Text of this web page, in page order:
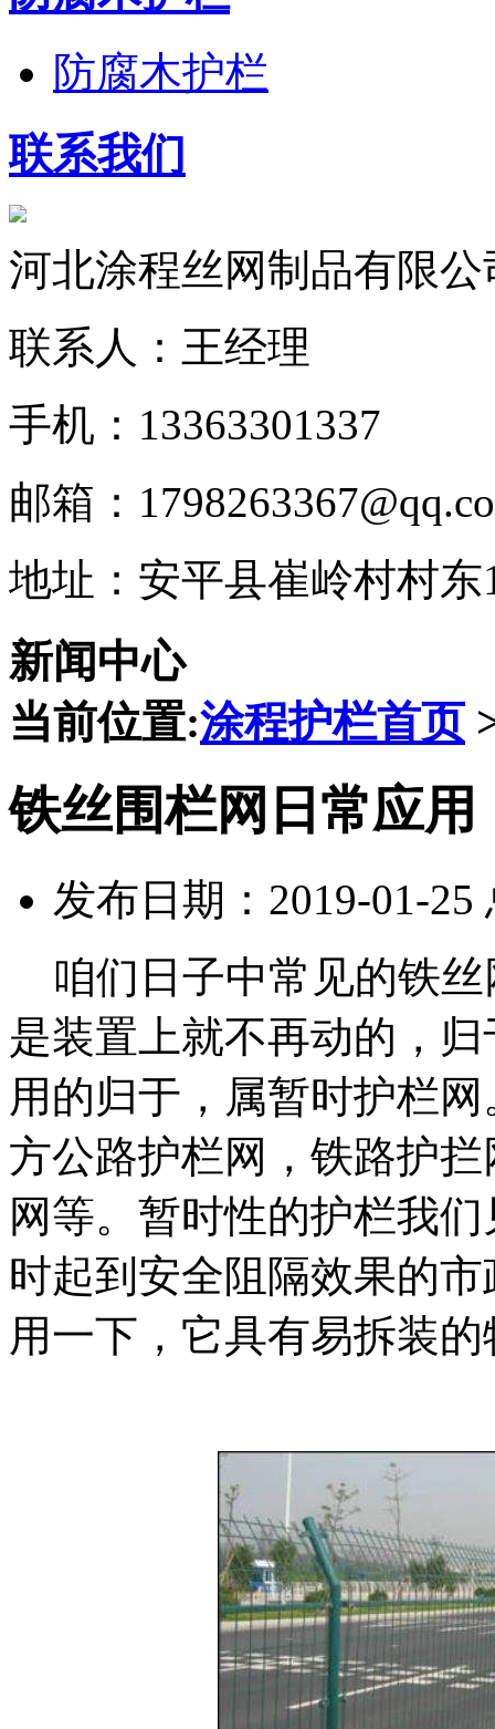
防腐木护栏
联系我们
河北涂程丝网制品有限公
联系人：王经理
手机：13363301337
邮箱：
地址：安平县崔岭村村东
新闻中心
当前位置:涂程护栏首页
铁丝围栏网日常应用
发布日期：2019-01-25
咱们日子中常见的铁丝
是装置上就不再动的，
用的归于，属暂时护栏
方公路护栏网，铁路护
网等。暂时性的护栏我
时起到安全阻隔效果的
用一下，它具有易拆装